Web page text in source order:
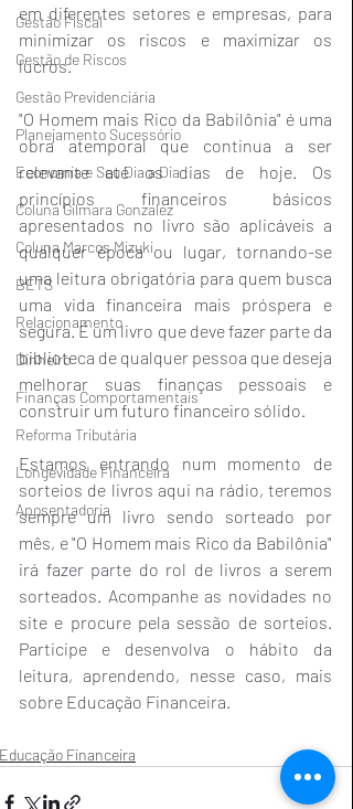
Gestão Fiscal
Gestão de Riscos
Gestão Previdenciária
Planejamento Sucessório
Economia e Seu Dia a Dia
Coluna Gilmara Gonzalez
Coluna Marcos Mizuki
BETS
Relacionamento
Dinheiro
Finanças Comportamentais
Reforma Tributária
Longevidade Financeira
Aposentadoria
em diferentes setores e empresas, para
minimizar os riscos e maximizar os
lucros.
"O Homem mais Rico da Babilônia" é uma
obra atemporal que continua a ser
relevante até os dias de hoje. Os
princípios financeiros básicos
apresentados no livro são aplicáveis a
qualquer época ou lugar, tornando-se
uma leitura obrigatória para quem busca
uma vida financeira mais próspera e
segura. É um livro que deve fazer parte da
biblioteca de qualquer pessoa que deseja
melhorar suas finanças pessoais e
construir um futuro financeiro sólido.
Estamos entrando num momento de
sorteios de livros aqui na rádio, teremos
sempre um livro sendo sorteado por
mês, e "O Homem mais Rico da Babilônia"
irá fazer parte do rol de livros a serem
sorteados. Acompanhe as novidades no
site e procure pela sessão de sorteios.
Participe e desenvolva o hábito da
leitura, aprendendo, nesse caso, mais
sobre Educação Financeira.
Educação Financeira